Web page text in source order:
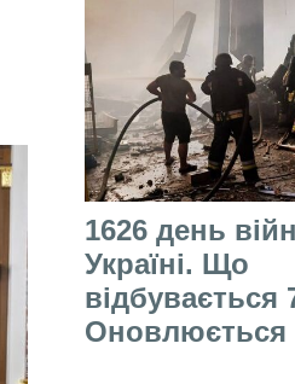
1626 день
Україні. Що
відбувається
Оновлюється